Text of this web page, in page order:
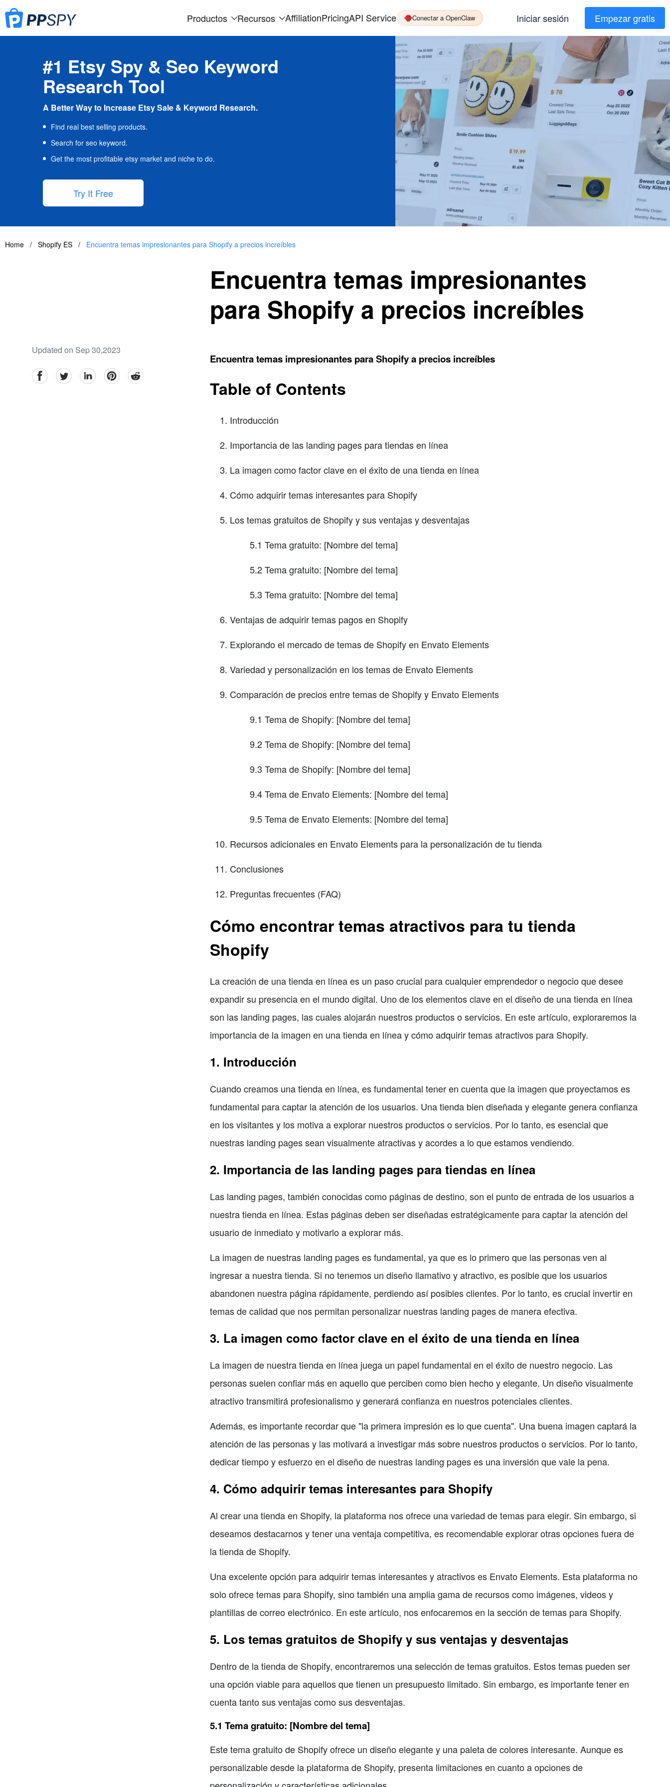
Productos Recursos AffiliationPricingAPI Service Conectar a OpenClaw Iniciar sesión Empezar gratis
#1 Etsy Spy & Seo Keyword
Research Tool
A Better Way to Increase Etsy Sale & Keyword Research.
Find real best selling products.
Search for seo keyword.
Get the most profitable etsy market and niche to do.
Try It Free
Home / Shopify ES / Encuentra temas impresionantes para Shopify a precios increíbles
Encuentra temas impresionantes
para Shopify a precios increíbles
Updated on Sep 30,2023
facebookTwitter linkedinpinterestreddit
Encuentra temas impresionantes para Shopify a precios increíbles
Table of Contents
Introducción
Importancia de las landing pages para tiendas en línea
La imagen como factor clave en el éxito de una tienda en línea
Cómo adquirir temas interesantes para Shopify
Los temas gratuitos de Shopify y sus ventajas y desventajas
5.1 Tema gratuito: [Nombre del tema]
5.2 Tema gratuito: [Nombre del tema]
5.3 Tema gratuito: [Nombre del tema]
Ventajas de adquirir temas pagos en Shopify
Explorando el mercado de temas de Shopify en Envato Elements
Variedad y personalización en los temas de Envato Elements
Comparación de precios entre temas de Shopify y Envato Elements
9.1 Tema de Shopify: [Nombre del tema]
9.2 Tema de Shopify: [Nombre del tema]
9.3 Tema de Shopify: [Nombre del tema]
9.4 Tema de Envato Elements: [Nombre del tema]
9.5 Tema de Envato Elements: [Nombre del tema]
Recursos adicionales en Envato Elements para la personalización de tu tienda
Conclusiones
Preguntas frecuentes (FAQ)
Cómo encontrar temas atractivos para tu tienda
Shopify
La creación de una tienda en línea es un paso crucial para cualquier emprendedor o negocio que desee
expandir su presencia en el mundo digital. Uno de los elementos clave en el diseño de una tienda en línea
son las landing pages, las cuales alojarán nuestros productos o servicios. En este artículo, exploraremos la
importancia de la imagen en una tienda en línea y cómo adquirir temas atractivos para Shopify.
1. Introducción
Cuando creamos una tienda en línea, es fundamental tener en cuenta que la imagen que proyectamos es
fundamental para captar la atención de los usuarios. Una tienda bien diseñada y elegante genera confianza
en los visitantes y los motiva a explorar nuestros productos o servicios. Por lo tanto, es esencial que
nuestras landing pages sean visualmente atractivas y acordes a lo que estamos vendiendo.
2. Importancia de las landing pages para tiendas en línea
Las landing pages, también conocidas como páginas de destino, son el punto de entrada de los usuarios a
nuestra tienda en línea. Estas páginas deben ser diseñadas estratégicamente para captar la atención del
usuario de inmediato y motivarlo a explorar más.
La imagen de nuestras landing pages es fundamental, ya que es lo primero que las personas ven al
ingresar a nuestra tienda. Si no tenemos un diseño llamativo y atractivo, es posible que los usuarios
abandonen nuestra página rápidamente, perdiendo así posibles clientes. Por lo tanto, es crucial invertir en
temas de calidad que nos permitan personalizar nuestras landing pages de manera efectiva.
3. La imagen como factor clave en el éxito de una tienda en línea
La imagen de nuestra tienda en línea juega un papel fundamental en el éxito de nuestro negocio. Las
personas suelen confiar más en aquello que perciben como bien hecho y elegante. Un diseño visualmente
atractivo transmitirá profesionalismo y generará confianza en nuestros potenciales clientes.
Además, es importante recordar que "la primera impresión es lo que cuenta". Una buena imagen captará la
atención de las personas y las motivará a investigar más sobre nuestros productos o servicios. Por lo tanto,
dedicar tiempo y esfuerzo en el diseño de nuestras landing pages es una inversión que vale la pena.
4. Cómo adquirir temas interesantes para Shopify
Al crear una tienda en Shopify, la plataforma nos ofrece una variedad de temas para elegir. Sin embargo, si
deseamos destacarnos y tener una ventaja competitiva, es recomendable explorar otras opciones fuera de
la tienda de Shopify.
Una excelente opción para adquirir temas interesantes y atractivos es Envato Elements. Esta plataforma no
solo ofrece temas para Shopify, sino también una amplia gama de recursos como imágenes, videos y
plantillas de correo electrónico. En este artículo, nos enfocaremos en la sección de temas para Shopify.
5. Los temas gratuitos de Shopify y sus ventajas y desventajas
Dentro de la tienda de Shopify, encontraremos una selección de temas gratuitos. Estos temas pueden ser
una opción viable para aquellos que tienen un presupuesto limitado. Sin embargo, es importante tener en
cuenta tanto sus ventajas como sus desventajas.
5.1 Tema gratuito: [Nombre del tema]
Este tema gratuito de Shopify ofrece un diseño elegante y una paleta de colores interesante. Aunque es
personalizable desde la plataforma de Shopify, presenta limitaciones en cuanto a opciones de